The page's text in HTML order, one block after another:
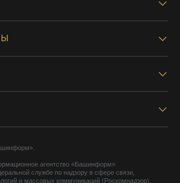
агентство «Башинформ»
службе по надзору в сфере связи,
и массовых коммуникаций (Роскомнадзор),